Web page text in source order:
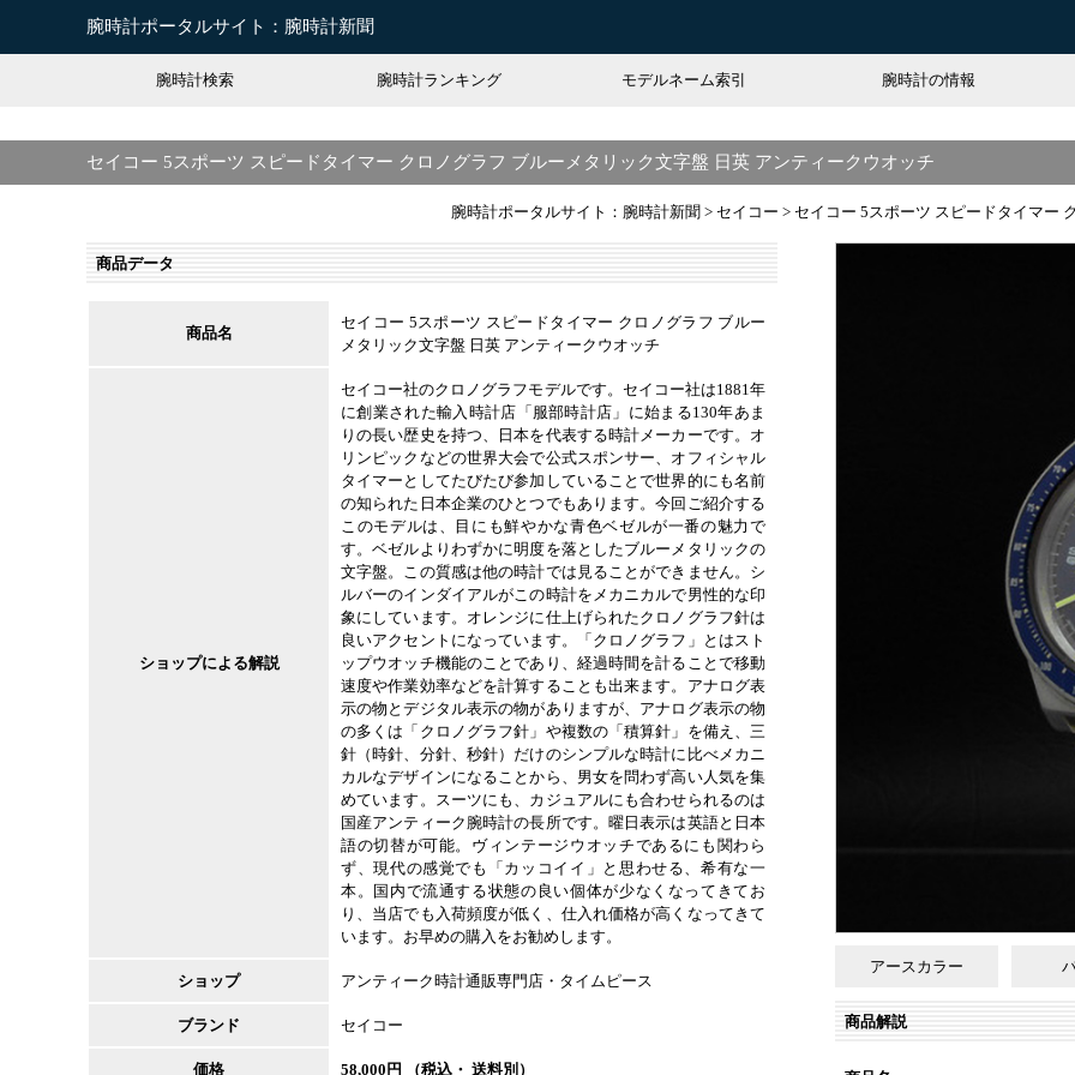
腕時計ポータルサイト：腕時計新聞
腕時計検索 腕時計ランキング モデルネーム索引 腕時計の情報
セイコー 5スポーツ スピードタイマー クロノグラフ ブルーメタリック文字盤 日英 アンティークウオッチ
腕時計ポータルサイト：腕時計新聞 > セイコー > セイコー 5スポーツ スピードタイマー
アースカラー
商品解説
商品データ
商品名
セイコー 5スポーツ スピードタイマー クロノグラフ ブルー
メタリック文字盤 日英 アンティークウオッチ
ショップによる解説
セイコー社のクロノグラフモデルです。セイコー社は1881年
に創業された輸入時計店「服部時計店」に始まる130年あま
りの長い歴史を持つ、日本を代表する時計メーカーです。オ
リンピックなどの世界大会で公式スポンサー、オフィシャル
タイマーとしてたびたび参加していることで世界的にも名前
の知られた日本企業のひとつでもあります。今回ご紹介する
このモデルは、目にも鮮やかな青色ベゼルが一番の魅力で
す。ベゼルよりわずかに明度を落としたブルーメタリックの
文字盤。この質感は他の時計では見ることができません。シ
ルバーのインダイアルがこの時計をメカニカルで男性的な印
象にしています。オレンジに仕上げられたクロノグラフ針は
良いアクセントになっています。「クロノグラフ」とはスト
ップウオッチ機能のことであり、経過時間を計ることで移動
速度や作業効率などを計算することも出来ます。アナログ表
示の物とデジタル表示の物がありますが、アナログ表示の物
の多くは「クロノグラフ針」や複数の「積算針」を備え、三
針（時針、分針、秒針）だけのシンプルな時計に比べメカニ
カルなデザインになることから、男女を問わず高い人気を集
めています。スーツにも、カジュアルにも合わせられるのは
国産アンティーク腕時計の長所です。曜日表示は英語と日本
語の切替が可能。ヴィンテージウオッチであるにも関わら
ず、現代の感覚でも「カッコイイ」と思わせる、希有な一
本。国内で流通する状態の良い個体が少なくなってきてお
り、当店でも入荷頻度が低く、仕入れ価格が高くなってきて
います。お早めの購入をお勧めします。
ショップ アンティーク時計通販専門店・タイムピース
ブランド セイコー
価格 58,000 円 （税込・ 送料別）